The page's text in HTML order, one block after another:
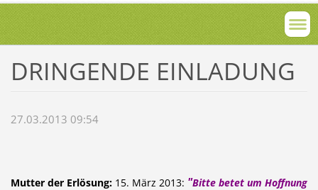
DRINGENDE EINLADUNG
27.03.2013 09:54
Mutter der Erlösung: 15. März 2013: "Bitte betet um Hoffnung